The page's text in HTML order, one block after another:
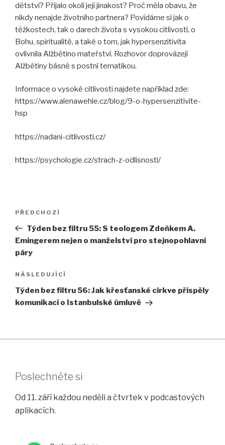
dětství? Přijalo okolí její jinakost? Proč měla obavu, že
nikdy nenajde životního partnera? Povídáme si jak o
těžkostech, tak o darech života s vysokou citlivostí, o
Bohu, spiritualitě, a také o tom, jak hypersenzitivita
ovlivnila Alžbětino mateřství. Rozhovor doprovázejí
Alžbětiny básně s postní tematikou.
Informace o vysoké citlivosti najdete například zde:
https://www.alenawehle.cz/blog/9-o-hypersenzitivite-
hsp
https://nadani-citlivosti.cz/
https://psychologie.cz/strach-z-odlisnosti/
Navigace
příspěvek
Předchozí
příspěvek
PŘEDCHOZÍ
Týden bez filtru 55: S teologem Zdeňkem A.
Emingerem nejen o manželství pro stejnopohlavní
páry
Následující
příspěvek
NÁSLEDUJÍCÍ
Týden bez filtru 56: Jak křesťanské církve přispěly
komunikaci o Istanbulské úmluvě
Poslechněte si
Od 11. září každou neděli a čtvrtek v podcastových
aplikacích.